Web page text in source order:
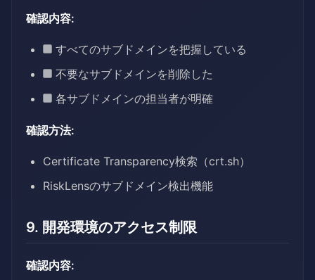
確認内容:
すべてのサブドメインを把握している
不要なサブドメインを削除した
各サブドメインの担当者が明確
確認方法:
Certificate Transparency検索（crt.sh）
RiskLensのサブドメイン検出機能
9. 開発環境のアクセス制限
確認内容: